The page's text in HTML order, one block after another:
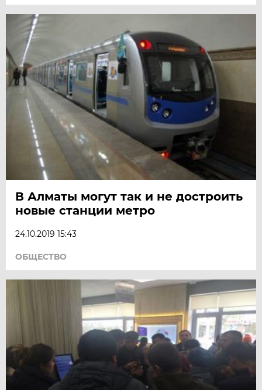
В Алматы могут так и не достроить
новые станции метро
24.10.2019 15:43
ОБЩЕСТВО